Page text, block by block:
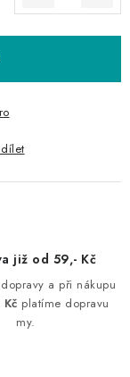
již od 59,- Kč
a při nákupu
platíme dopravu
my.